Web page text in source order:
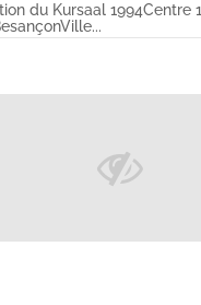
du Kursaal 1994Centre